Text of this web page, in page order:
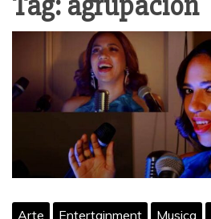
Arte Entertainment Musica